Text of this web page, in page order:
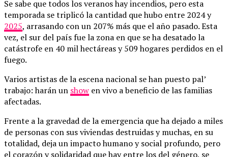
Se sabe que todos los veranos hay incendios, pero esta
temporada se triplicó la cantidad que hubo entre 2024 y
2025, arrasando con un 207% más que el año pasado. Esta
vez, el sur del país fue la zona en que se ha desatado la
catástrofe en 40 mil hectáreas y 509 hogares perdidos en el
fuego.
Varios artistas de la escena nacional se han puesto pal’
trabajo: harán un show en vivo a beneficio de las familias
afectadas.
Frente a la gravedad de la emergencia que ha dejado a miles
de personas con sus viviendas destruidas y muchas, en su
totalidad, deja un impacto humano y social profundo, pero
el corazón y solidaridad que hay entre los del género, se